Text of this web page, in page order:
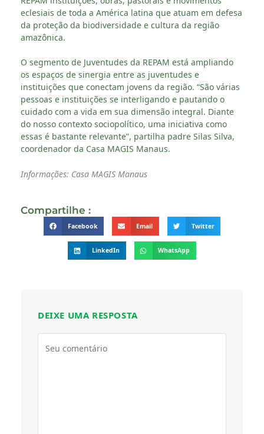
eclesiais de toda a América latina que atuam em defesa
da proteção da biodiversidade e cultura da região
amazônica.
O segmento de Juventudes da REPAM está ampliando
os espaços de sinergia entre as juventudes e
instituições que conectam jovens da região. “São várias
pessoas e instituições se interligando e pautando o
cuidado com a vida em sua dimensão integral. Diante
do nosso contexto sociopolítico, uma iniciativa como
essas é bastante relevante”, partilha padre Silas Silva,
coordenador da Casa MAGIS Manaus.
Informações: Casa MAGIS Manaus
Compartilhe :
Facebook Email Twitter
LinkedIn WhatsApp
DEIXE UMA RESPOSTA